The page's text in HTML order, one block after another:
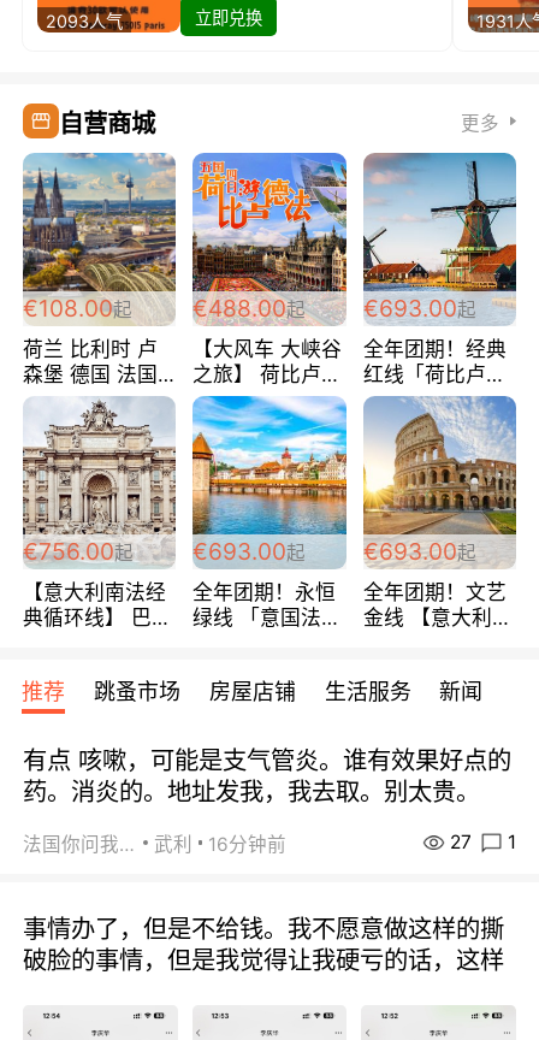
2093人气
立即兑换
1931人
自营商城 更多
€108.00起
荷兰 比利时 卢
森堡 德国 法国
超爽玩遍西欧 循
环线 全程四星宾
馆 108欧/人/天
€488.00起
【大风车 大峡谷
之旅】 荷比卢德
法 巴黎上下 经
典五国四日游
488欧/人
€693.00起
全年团期！经典
红线「荷比卢德
法」七天循环 五
国 仅售99欧/人/
天！巴黎上下！
包拼房~
€756.00起
【意大利南法经
典循环线】 巴黎
宾馆 108欧/天起
全程756欧/位
€693.00起
全年团期！永恒
绿线 「意国法
欧/天起 ~包拼房
€693.00起
全年团期！文艺
金线 【意大利一
每周铁发！
推荐 跳蚤市场 房屋店铺 生活服务 新闻
有点 咳嗽，可能是支气管炎。谁有效果好点的
药。消炎的。地址发我，我去取。别太贵。
法国你问我答 武利 16分钟前 27 1
事情办了，但是不给钱。我不愿意做这样的撕
破脸的事情，但是我觉得让我硬亏的话，这样